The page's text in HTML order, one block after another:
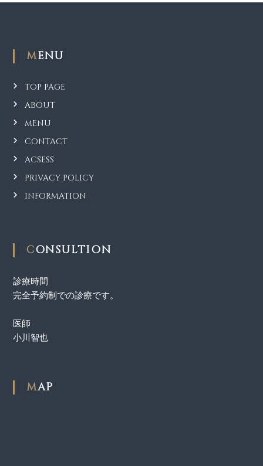
MENU
TOP PAGE
ABOUT
MENU
CONTACT
ACSESS
PRIVACY POLICY
INFORMATION
CONSULTION
診療時間
完全予約制での診療です。
医師
小川智也
MAP